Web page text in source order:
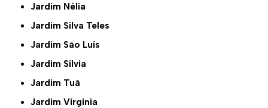
Jardim Nélia
Jardim Silva Teles
Jardim São Luís
Jardim Sílvia
Jardim Tuã
Jardim Virginia